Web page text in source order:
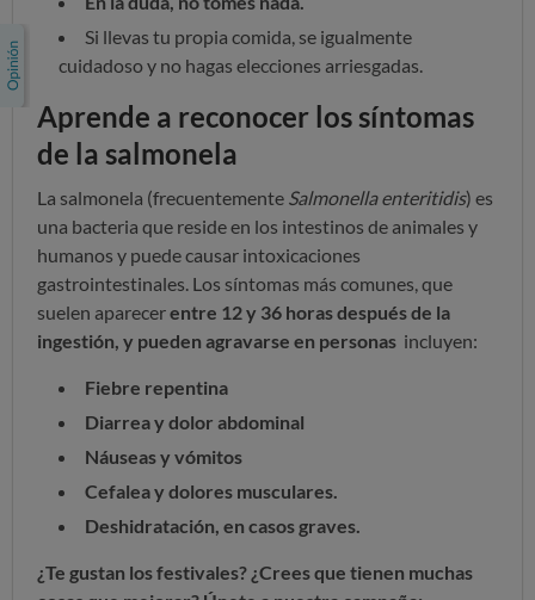
Si llevas tu propia comida, se igualmente
cuidadoso y no hagas elecciones arriesgadas.
Aprende a reconocer los síntomas
de la salmonela
La salmonela (frecuentemente Salmonella enteritidis) es
una bacteria que reside en los intestinos de animales y
humanos y puede causar intoxicaciones
gastrointestinales. Los síntomas más comunes, que
suelen aparecerentre 12 y 36 horas después de la
ingestión, y pueden agravarse en personas incluyen:
Fiebre repentina
Diarrea y dolor abdominal
Náuseas y vómitos
Cefalea y dolores musculares.
Deshidratación, en casos graves.
¿Te gustan los festivales? ¿Crees que tienen muchas